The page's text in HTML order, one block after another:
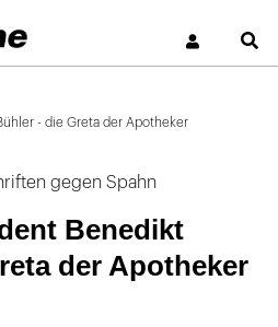
- die Greta der Apotheker
gegen Spahn
Benedikt
der Apotheker